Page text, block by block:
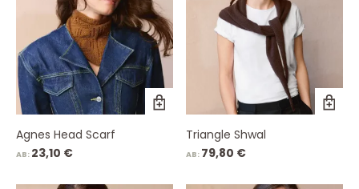
Agnes Head Scarf
AB: 23,10 €
Triangle Shwal
AB: 79,80 €